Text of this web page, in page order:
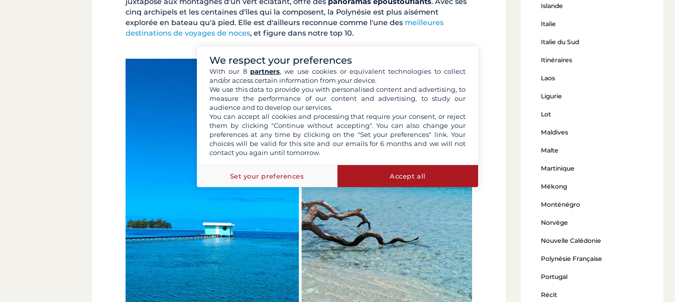
cinq archipels et les centaines d'îles qui la composent, la Polynésie est plus aisément
explorée en bateau qu'à pied. Elle est d'ailleurs reconnue comme l'une des meilleures
destinations de voyages de noces, et figure dans notre top 10.
Islande
Italie
Italie du Sud
Itinéraires
Laos
Ligurie
Lot
Maldives
Malte
Martinique
Mékong
Monténégro
Norvège
Nouvelle Calédonie
Polynésie Française
Portugal
Récit
We respect your preferences
With our 8 partners, we use cookies or equivalent technologies to collect
and/or access certain information from your device.
We use this data to provide you with personalised content and advertising, to
measure the performance of our content and advertising, to study our
audience and to develop our services.
You can accept all cookies and processing that require your consent, or reject
them by clicking "Continue without accepting". You can also change your
preferences at any time by clicking on the "Set your preferences" link. Your
choices will be valid for this site and our emails for 6 months and we will not
contact you again until tomorrow.
Set your preferences Accept all